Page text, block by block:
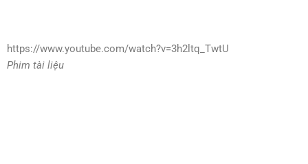
https://www.youtube.com/watch?v=3h2ltq_TwtU
Phim tài liệu